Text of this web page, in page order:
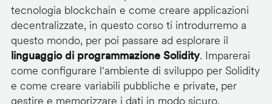
tecnologia blockchain e come creare applicazioni
decentralizzate, in questo corso ti introdurremo a
questo mondo, per poi passare ad esplorare il
linguaggio di programmazione Solidity. Imparerai
come configurare l'ambiente di sviluppo per Solidity
e come creare variabili pubbliche e private, per
gestire e memorizzare i dati in modo sicuro.